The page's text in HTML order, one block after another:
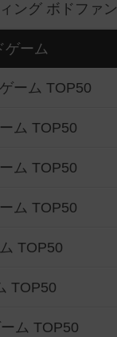
ング ボドファン
ゲーム
ーム TOP50
ム TOP50
ム TOP50
ム TOP50
TOP50
TOP50
ム TOP50